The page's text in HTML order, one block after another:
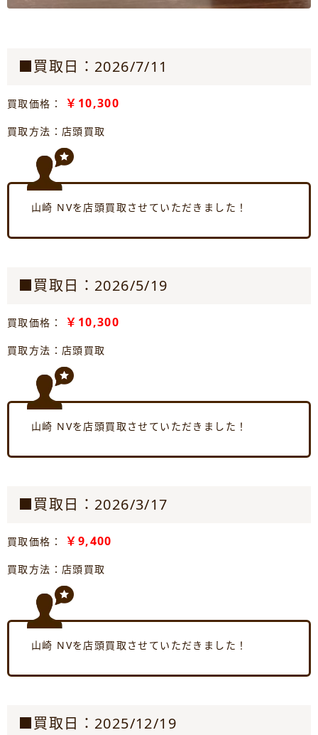
■買取日：2026/7/11
買取価格： ￥10,300
買取方法：店頭買取
山崎 NVを店頭買取させていただきました！
■買取日：2026/5/19
買取価格： ￥10,300
買取方法：店頭買取
山崎 NVを店頭買取させていただきました！
■買取日：2026/3/17
買取価格： ￥9,400
買取方法：店頭買取
山崎 NVを店頭買取させていただきました！
■買取日：2025/12/19